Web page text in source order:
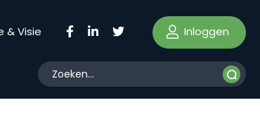
& Visie Inloggen